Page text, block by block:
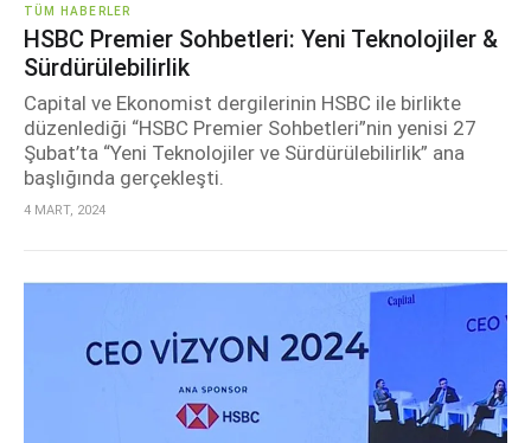
TÜM HABERLER
HSBC Premier Sohbetleri: Yeni Teknolojiler &
Sürdürülebilirlik
Capital ve Ekonomist dergilerinin HSBC ile birlikte
düzenlediği “HSBC Premier Sohbetleri”nin yenisi 27
Şubat’ta “Yeni Teknolojiler ve Sürdürülebilirlik” ana
başlığında gerçekleşti.
4 MART, 2024